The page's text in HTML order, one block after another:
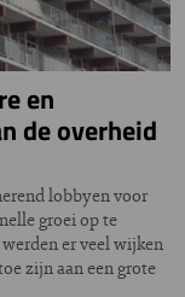
en
de overheid
lobbyen voor
groei op te
er veel wijken
zijn aan een grote